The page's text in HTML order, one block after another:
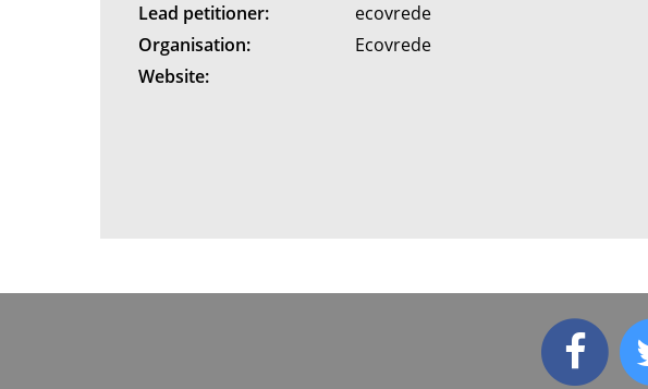
Lead petitioner:
ecovrede
Organisation:
Ecovrede
Website: